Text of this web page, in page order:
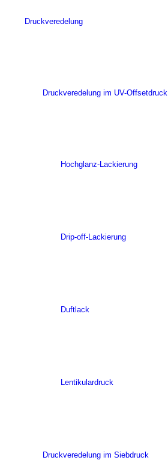
Druckveredelung
Druckveredelung im UV-Offsetdruck
Hochglanz-Lackierung
Drip-off-Lackierung
Duftlack
Lentikulardruck
Druckveredelung im Siebdruck